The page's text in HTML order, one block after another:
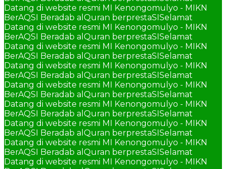
Datang di website resmi MI Kenongomulyo - MIKN
BerAQSI Beradab alQuran berprestaSISelamat
Datang di website resmi MI Kenongomulyo - MIKN
BerAQSI Beradab alQuran berprestaSISelamat
Datang di website resmi MI Kenongomulyo - MIKN
BerAQSI Beradab alQuran berprestaSISelamat
Datang di website resmi MI Kenongomulyo - MIKN
BerAQSI Beradab alQuran berprestaSISelamat
Datang di website resmi MI Kenongomulyo - MIKN
BerAQSI Beradab alQuran berprestaSISelamat
Datang di website resmi MI Kenongomulyo - MIKN
BerAQSI Beradab alQuran berprestaSISelamat
Datang di website resmi MI Kenongomulyo - MIKN
BerAQSI Beradab alQuran berprestaSISelamat
Datang di website resmi MI Kenongomulyo - MIKN
BerAQSI Beradab alQuran berprestaSISelamat
Datang di website resmi MI Kenongomulyo - MIKN